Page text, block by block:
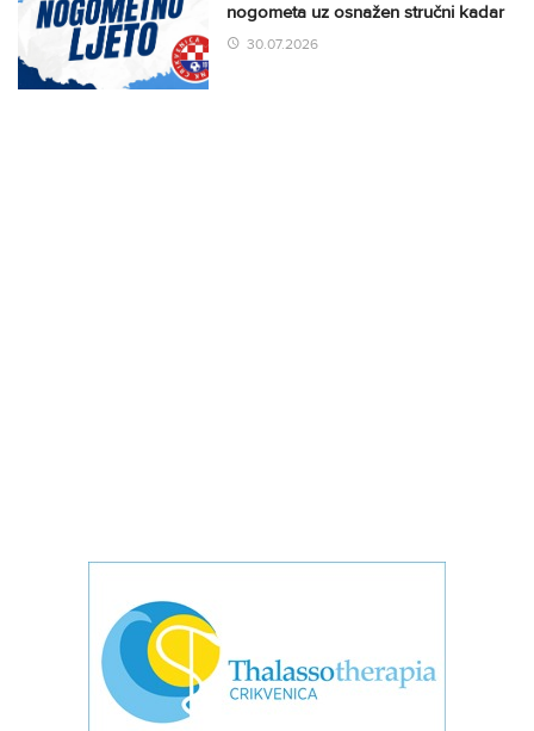
nogometa uz osnažen stručni kadar
30.07.2026